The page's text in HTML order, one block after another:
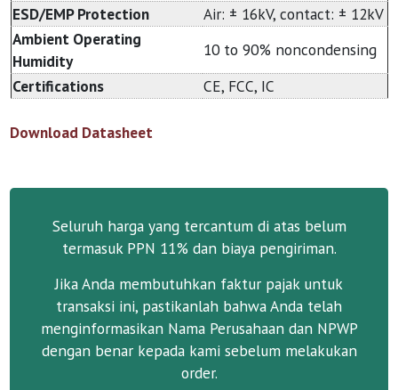
ESD/EMP Protection
Air: ± 16kV, contact: ± 12kV
Ambient Operating
Humidity
10 to 90% noncondensing
Certifications
CE, FCC, IC
Download Datasheet
Seluruh harga yang tercantum di atas belum
termasuk PPN 11% dan biaya pengiriman.
Jika Anda membutuhkan faktur pajak untuk
transaksi ini, pastikanlah bahwa Anda telah
menginformasikan Nama Perusahaan dan NPWP
dengan benar kepada kami sebelum melakukan
order.